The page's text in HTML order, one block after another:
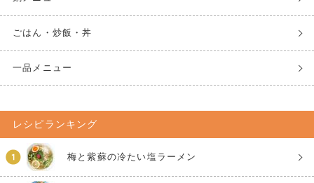
ごはん・炒飯・丼
一品メニュー
レシピランキング
梅と紫蘇の冷たい塩ラーメン